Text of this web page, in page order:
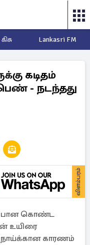
Lankasri FM
கடிதம்
பெண் - நடந்தது
விளம்பரம்
கொண்ட
உயிரை
காரணம்